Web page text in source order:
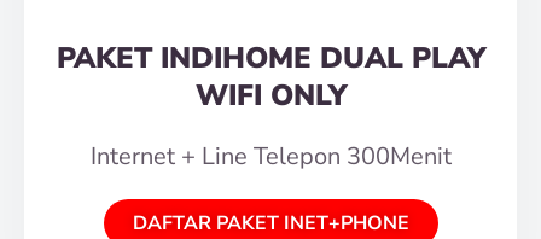
PAKET INDIHOME DUAL PLAY
WIFI ONLY
Internet + Line Telepon 300Menit
DAFTAR PAKET INET+PHONE